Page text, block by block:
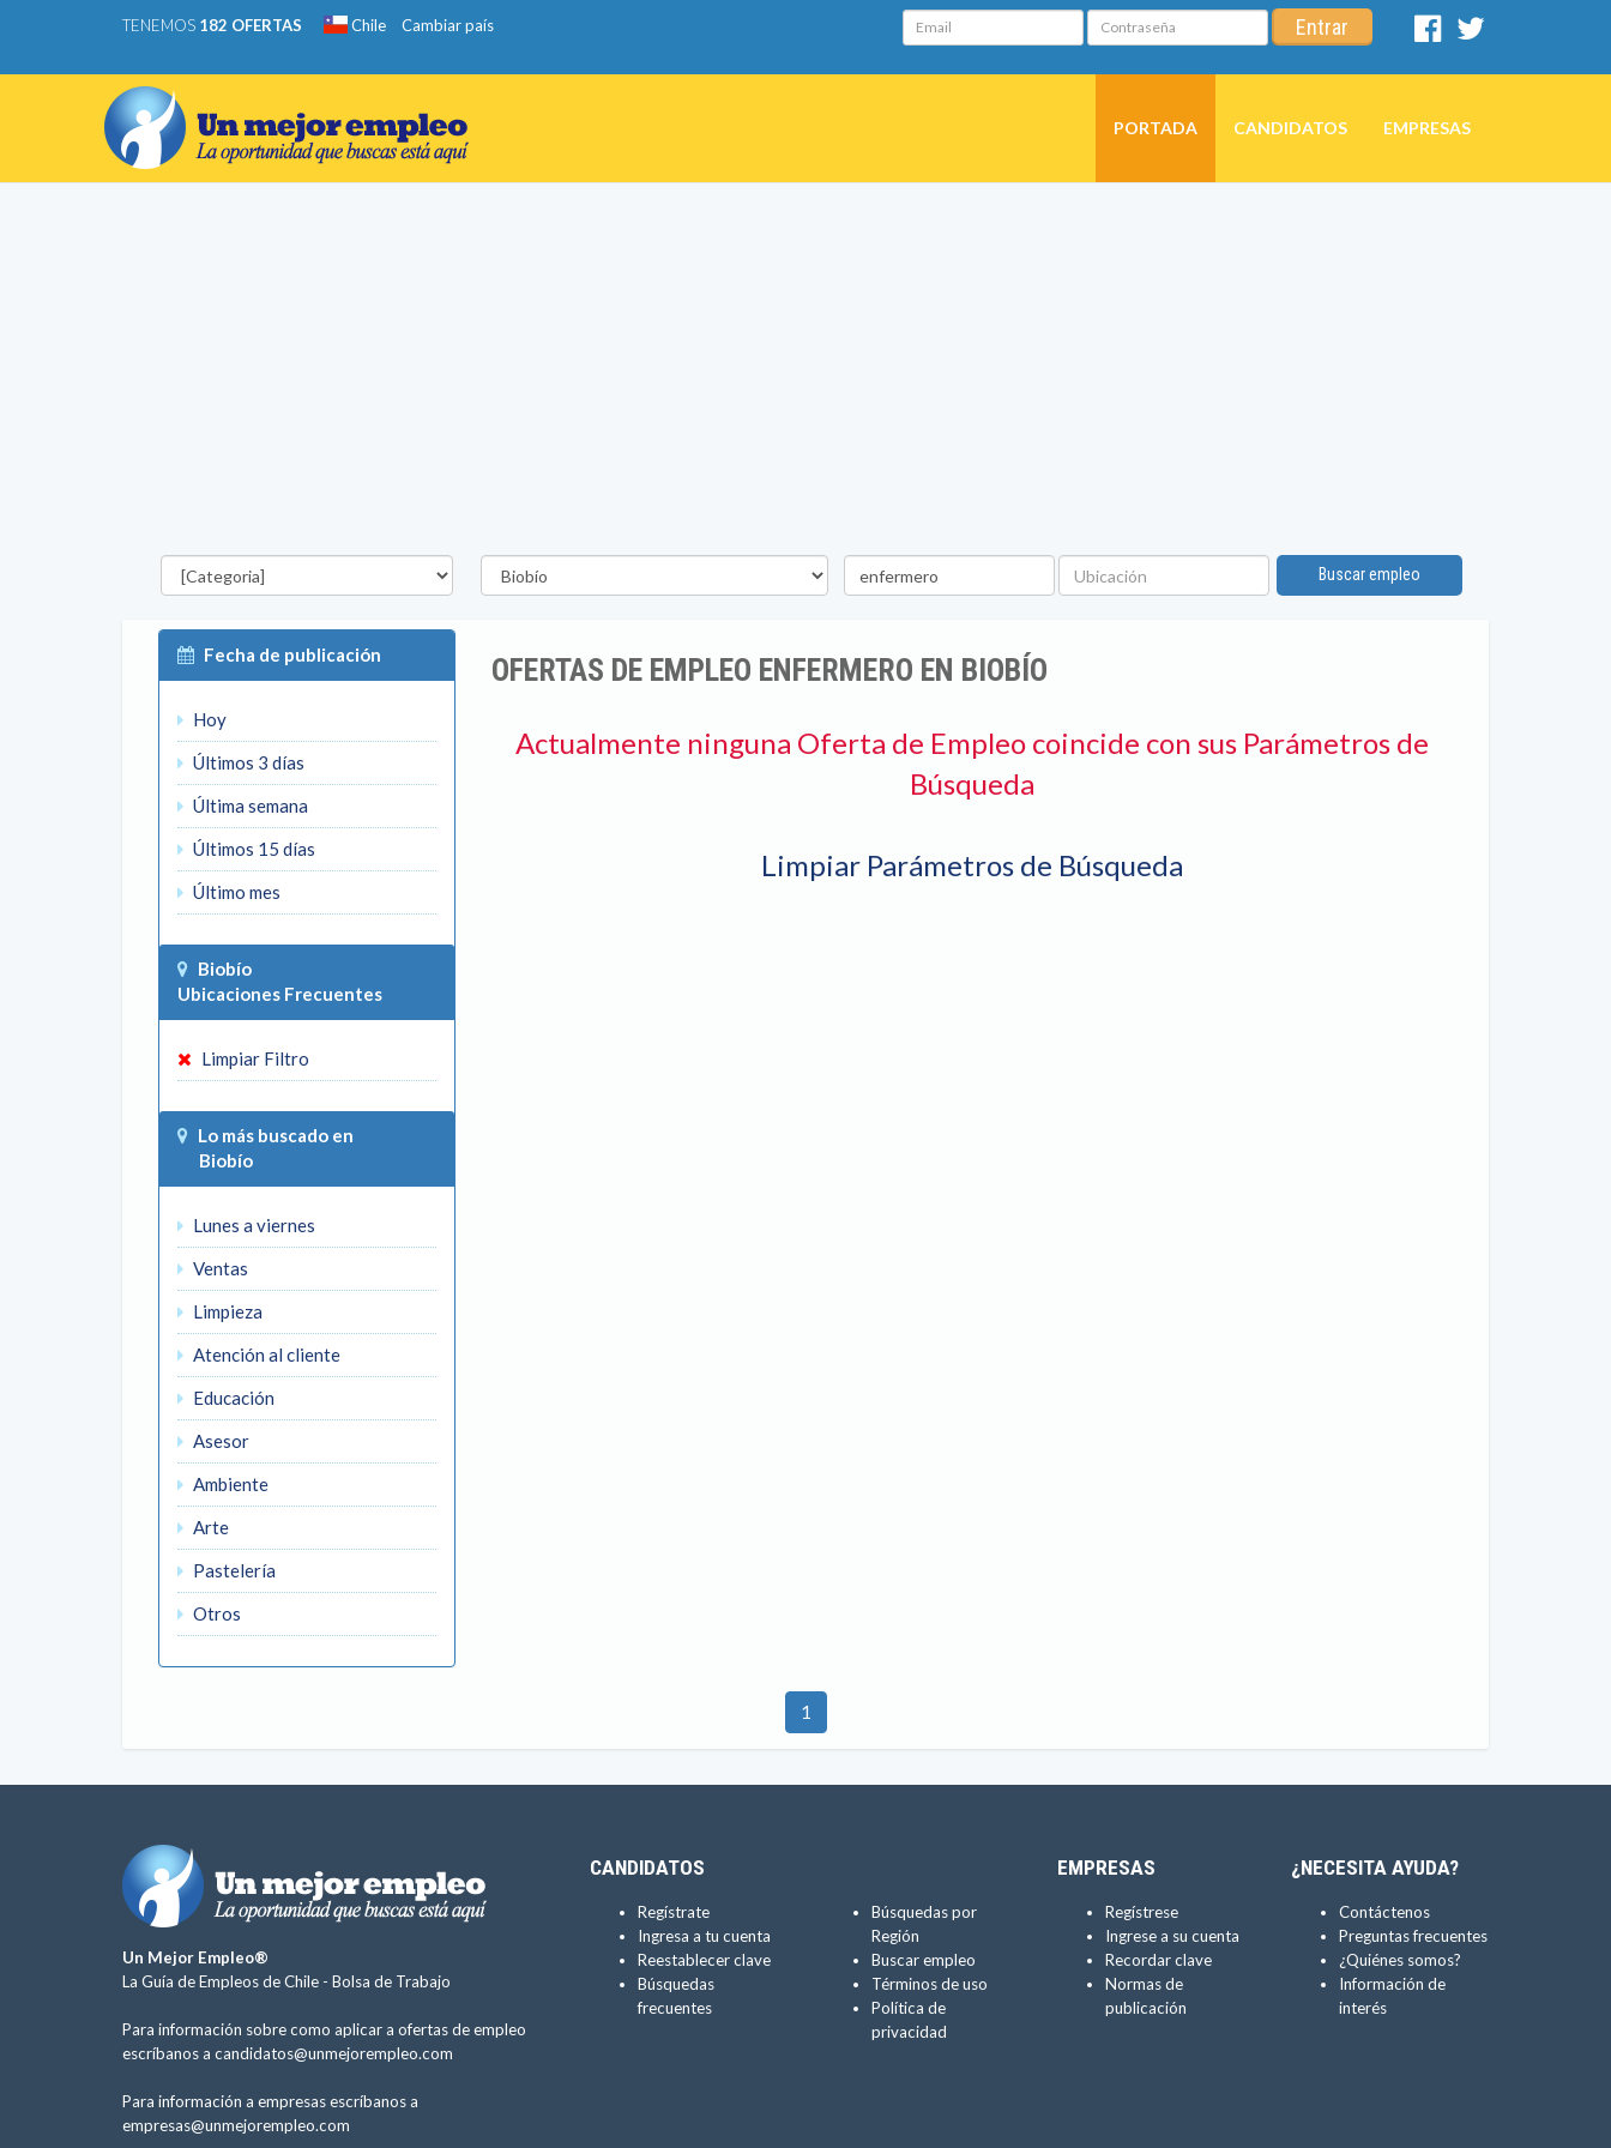
TENEMOS 182 OFERTAS Chile Cambiar país Email Contraseña Entrar
Facebook
PORTADA CANDIDATOS EMPRESAS
Categorías Región
Palabra
clave
Ubicación
Buscar empleo
Fecha de publicación
Hoy
Últimos 3 días
Última semana
Últimos 15 días
Último mes
Biobío
Ubicaciones Frecuentes
Limpiar Filtro
Lo más buscado en
Biobío
Lunes a viernes
Ventas
Limpieza
Atención al cliente
Educación
Asesor
Ambiente
Arte
Pastelería
Otros
OFERTAS DE EMPLEO ENFERMERO EN BIOBÍO
Actualmente ninguna Oferta de Empleo coincide con sus Parámetros de
Búsqueda
Limpiar Parámetros de Búsqueda
1
Un Mejor Empleo®
La Guía de Empleos de Chile - Bolsa de Trabajo
Para información sobre como aplicar a ofertas de empleo
escríbanos a candidatos@unmejorempleo.com
Para información a empresas escríbanos a
empresas@unmejorempleo.com
CANDIDATOS
Regístrate
Ingresa a tu cuenta
Reestablecer clave
Búsquedas
frecuentes
Búsquedas por
Región
Buscar empleo
Términos de uso
Política de
privacidad
EMPRESAS
Regístrese
Ingrese a su cuenta
Recordar clave
Normas de
publicación
¿NECESITA AYUDA?
Contáctenos
Preguntas frecuentes
¿Quiénes somos?
Información de
interés